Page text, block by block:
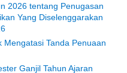
2026 tentang Penugasan
Yang Diselenggarakan
Tanda Penuaan
Ganjil Tahun Ajaran